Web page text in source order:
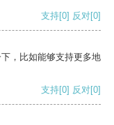
支持[0] 反对[0]
，比如能够支持更多地
支持[0] 反对[0]